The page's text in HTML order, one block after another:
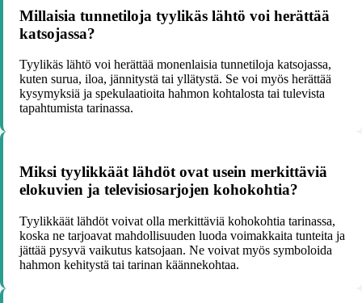
Millaisia tunnetiloja tyylikäs lähtö voi herättää
katsojassa?
Tyylikäs lähtö voi herättää monenlaisia tunnetiloja katsojassa,
kuten surua, iloa, jännitystä tai yllätystä. Se voi myös herättää
kysymyksiä ja spekulaatioita hahmon kohtalosta tai tulevista
tapahtumista tarinassa.
Miksi tyylikkäät lähdöt ovat usein merkittäviä
elokuvien ja televisiosarjojen kohokohtia?
Tyylikkäät lähdöt voivat olla merkittäviä kohokohtia tarinassa,
koska ne tarjoavat mahdollisuuden luoda voimakkaita tunteita ja
jättää pysyvä vaikutus katsojaan. Ne voivat myös symboloida
hahmon kehitystä tai tarinan käännekohtaa.